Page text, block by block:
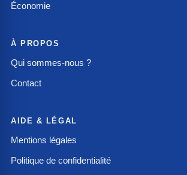
Économie
À PROPOS
Qui sommes-nous ?
Contact
AIDE & LÉGAL
Mentions légales
Politique de confidentialité